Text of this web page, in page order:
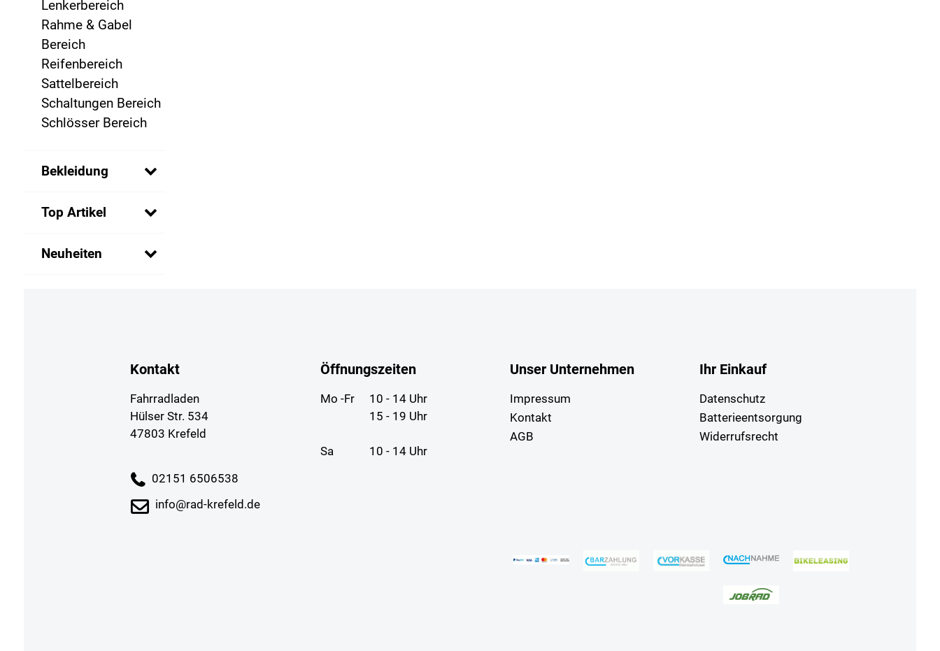
Lenkerbereich
Rahme & Gabel
Bereich
Reifenbereich
Sattelbereich
Schaltungen Bereich
Schlösser Bereich
Bekleidung
Top Artikel
Neuheiten
Kontakt
Fahrradladen
Hülser Str. 534
47803 Krefeld
02151 6506538
info@rad-krefeld.de
Öffnungszeiten
Mo -Fr
10 - 14 Uhr
15 - 19 Uhr
Sa 10 - 14 Uhr
Unser Unternehmen
Impressum
Kontakt
AGB
Ihr Einkauf
Datenschutz
Batterieentsorgung
Widerrufsrecht